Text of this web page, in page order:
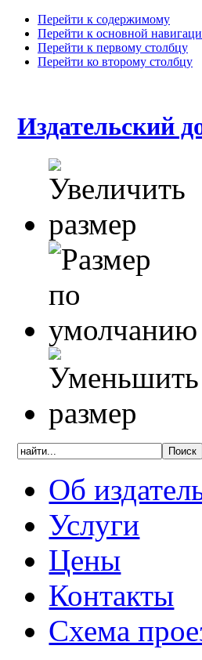
Перейти к содержимому
Перейти к основной
Перейти к первому столбцу
Перейти ко второму столбцу
Издательский
Об
Услуги
Цены
Контакты
Схема